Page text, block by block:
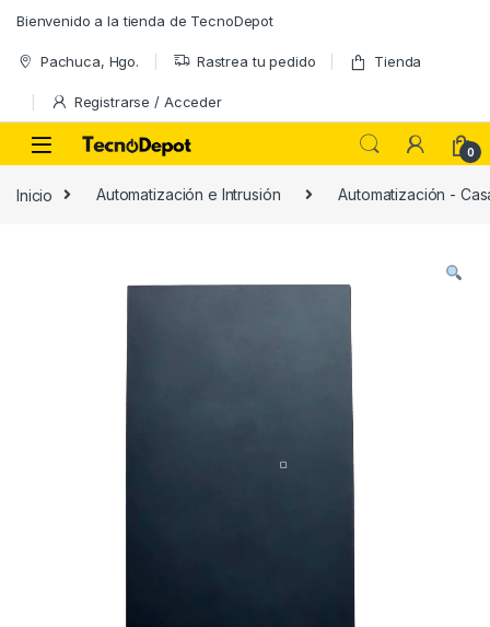
Bienvenido a la tienda de TecnoDepot
Pachuca, Hgo. Rastrea tu pedido Tienda
Registrarse / Acceder
0
Inicio Automatización e Intrusión Automatización -